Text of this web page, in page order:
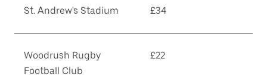
St. Andrew's Stadium £34
Woodrush Rugby
Football Club
£22